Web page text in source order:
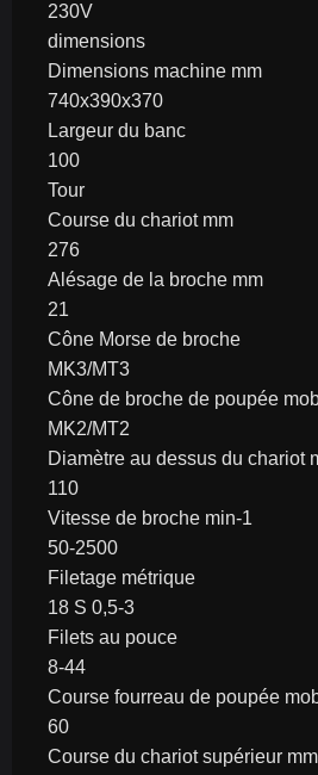
230V
dimensions
Dimensions machine mm
740x390x370
Largeur du banc
100
Tour
Course du chariot mm
276
Alésage de la broche mm
21
Cône Morse de broche
MK3/MT3
Cône de broche de poupée
MK2/MT2
Diamètre au dessus du chariot
110
Vitesse de broche min-1
50-2500
Filetage métrique
18 S 0,5-3
Filets au pouce
8-44
Course fourreau de poupée
60
Course du chariot supérieur mm